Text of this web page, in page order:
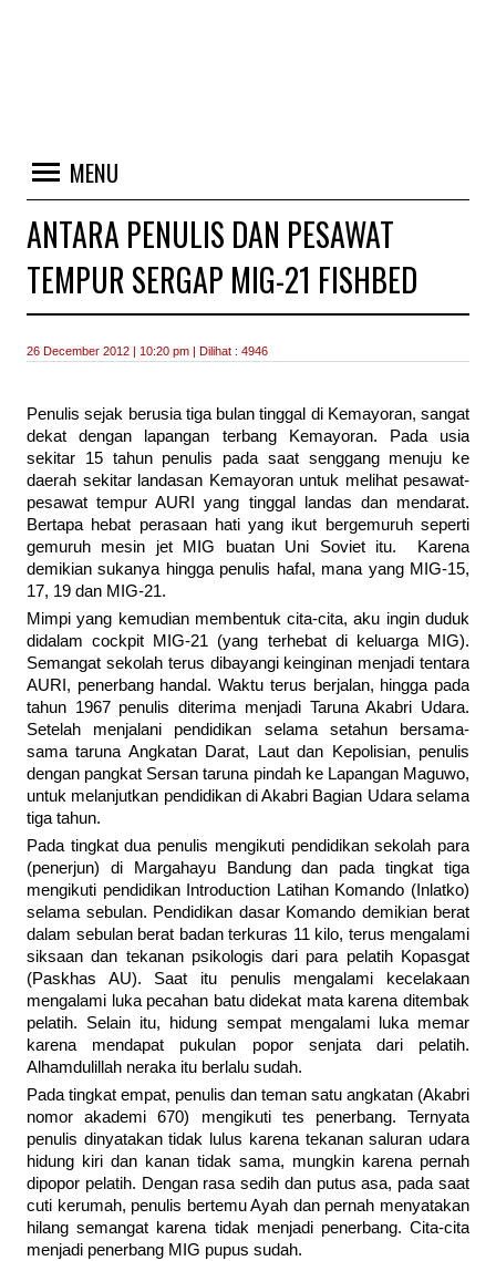
MENU
ANTARA PENULIS DAN PESAWAT
TEMPUR SERGAP MIG-21 FISHBED
26 December 2012 | 10:20 pm | Dilihat : 4946
Penulis sejak berusia tiga bulan tinggal di Kemayoran, sangat
dekat dengan lapangan terbang Kemayoran. Pada usia
sekitar 15 tahun penulis pada saat senggang menuju ke
daerah sekitar landasan Kemayoran untuk melihat pesawat-
pesawat tempur AURI yang tinggal landas dan mendarat.
Bertapa hebat perasaan hati yang ikut bergemuruh seperti
gemuruh mesin jet MIG buatan Uni Soviet itu. Karena
demikian sukanya hingga penulis hafal, mana yang MIG-15,
17, 19 dan MIG-21.
Mimpi yang kemudian membentuk cita-cita, aku ingin duduk
didalam cockpit MIG-21 (yang terhebat di keluarga MIG).
Semangat sekolah terus dibayangi keinginan menjadi tentara
AURI, penerbang handal. Waktu terus berjalan, hingga pada
tahun 1967 penulis diterima menjadi Taruna Akabri Udara.
Setelah menjalani pendidikan selama setahun bersama-
sama taruna Angkatan Darat, Laut dan Kepolisian, penulis
dengan pangkat Sersan taruna pindah ke Lapangan Maguwo,
untuk melanjutkan pendidikan di Akabri Bagian Udara selama
tiga tahun.
Pada tingkat dua penulis mengikuti pendidikan sekolah para
(penerjun) di Margahayu Bandung dan pada tingkat tiga
mengikuti pendidikan Introduction Latihan Komando (Inlatko)
selama sebulan. Pendidikan dasar Komando demikian berat
dalam sebulan berat badan terkuras 11 kilo, terus mengalami
siksaan dan tekanan psikologis dari para pelatih Kopasgat
(Paskhas AU). Saat itu penulis mengalami kecelakaan
mengalami luka pecahan batu didekat mata karena ditembak
pelatih. Selain itu, hidung sempat mengalami luka memar
karena mendapat pukulan popor senjata dari pelatih.
Alhamdulillah neraka itu berlalu sudah.
Pada tingkat empat, penulis dan teman satu angkatan (Akabri
nomor akademi 670) mengikuti tes penerbang. Ternyata
penulis dinyatakan tidak lulus karena tekanan saluran udara
hidung kiri dan kanan tidak sama, mungkin karena pernah
dipopor pelatih. Dengan rasa sedih dan putus asa, pada saat
cuti kerumah, penulis bertemu Ayah dan pernah menyatakan
hilang semangat karena tidak menjadi penerbang. Cita-cita
menjadi penerbang MIG pupus sudah.